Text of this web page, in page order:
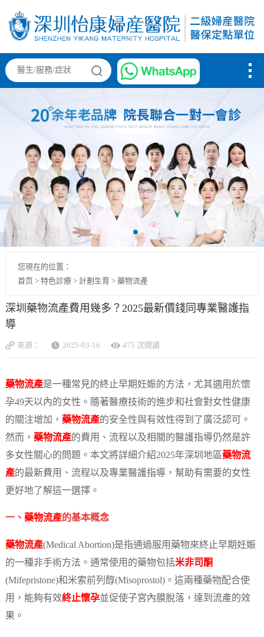
您現在的位置：
首页 > 特色診療> 計劃生育> 藥物流產
深圳藥物流產費用幾多？2025最新價錢同專業醫護指
導
來源： 2025-03-16 475 次閱讀
藥物流產是一種常見的終止早期妊娠的方法，尤其適用於懷
孕49天以內的女性。隨著醫療技術的進步和社會對女性健康
的關注增加， 藥物流產的安全性與有效性得到了廣泛認可。
然而， 藥物流產的費用、流程以及相關的醫護指導仍然是許
多女性關心的問題。本文將詳細介紹2025年深圳地區藥物流
產的最新費用、流程以及專業醫護指導，幫助有需要的女性
更好地了解這一選擇。
一、 藥物流產的基本概念
藥物流產(Medical Abortion)是指通過服用藥物來終止早期妊娠
的一種非手術方法。通常使用的藥物包括米非司酮
(Mifepristone)和米索前列醇(Misoprostol)。這兩種藥物配合使
用，能夠有效終止懷孕並促使子宮內膜脫落，達到流產的效
果。